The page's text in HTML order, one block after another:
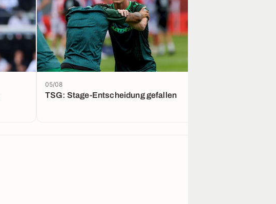
TSG: Stage-Entscheidung gefallen
05/08